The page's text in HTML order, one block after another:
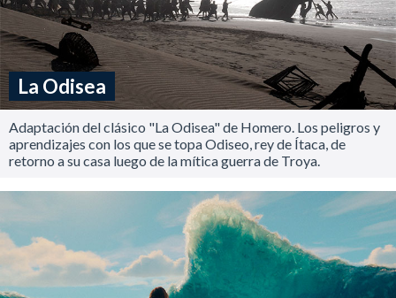
La Odisea
Adaptación del clásico "La Odisea" de Homero. Los peligros y
aprendizajes con los que se topa Odiseo, rey de Ítaca, de
retorno a su casa luego de la mítica guerra de Troya.